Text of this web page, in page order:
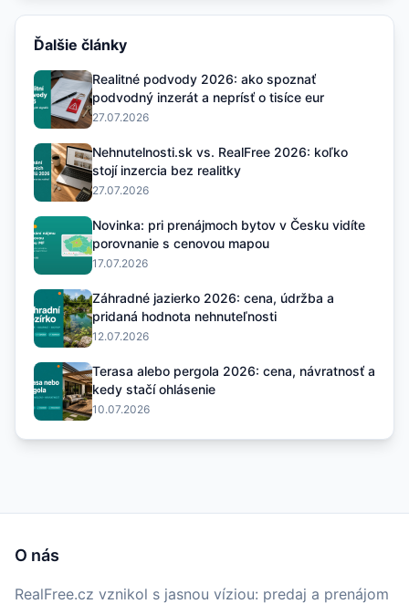
Ďalšie články
Realitné podvody 2026: ako spoznať
podvodný inzerát a neprísť o tisíce eur
27.07.2026
Nehnutelnosti.sk vs. RealFree 2026: koľko
stojí inzercia bez realitky
27.07.2026
Novinka: pri prenájmoch bytov v Česku vidíte
porovnanie s cenovou mapou
17.07.2026
Záhradné jazierko 2026: cena, údržba a
pridaná hodnota nehnuteľnosti
12.07.2026
Terasa alebo pergola 2026: cena, návratnosť a
kedy stačí ohlásenie
10.07.2026
O nás
RealFree.cz vznikol s jasnou víziou: predaj a prenájom